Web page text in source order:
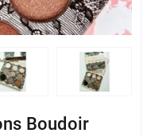
Boudoir